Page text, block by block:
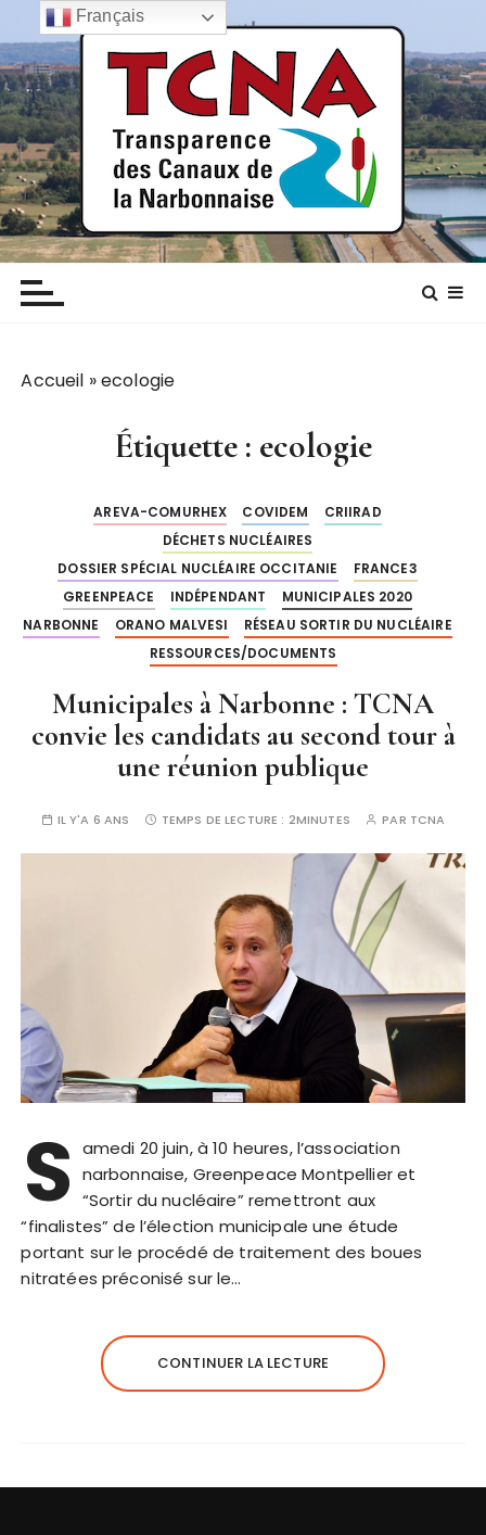
a
s
s
e
r
a
u
c
o TCNA NARBONNE
Transparence des canaux de la narbonnaise
Accueil »ecologie
Étiquette : ecologie
AREVA-COMURHEX COVIDEM
CRIIRAD
DÉCHETS NUCLÉAIRES
DOSSIER SPÉCIAL NUCLÉAIRE OCCITANIE
FRANCE3
GREENPEACE
INDÉPENDANT
MUNICIPALES 2020
NARBONNE
ORANO MALVESI
RÉSEAU SORTIR DU NUCLÉAIRE
RESSOURCES/DOCUMENTS
Municipales à Narbonne : TCNA
convie les candidats au second tour à
une réunion publique
IL Y'A 6 ANS TEMPS DE LECTURE : 2MINUTES PAR TCNA
S amedi 20 juin, à 10 heures, l’association
narbonnaise, Greenpeace Montpellier et
“Sortir du nucléaire” remettront aux
“finalistes” de l’élection municipale une étude
portant sur le procédé de traitement des boues
nitratées préconisé sur le…
CONTINUER LA LECTURE
Français